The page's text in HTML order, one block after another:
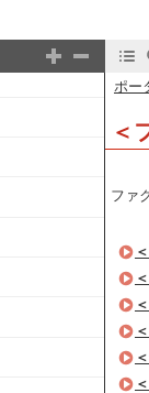
ポー
＜
ファ